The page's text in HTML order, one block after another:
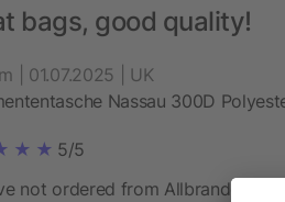
bags, good quality!
| 01.07.2025 | UK
Nassau 300D
5/5
not ordered from Allbranded